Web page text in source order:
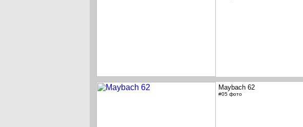
Maybach 62
#05 фото